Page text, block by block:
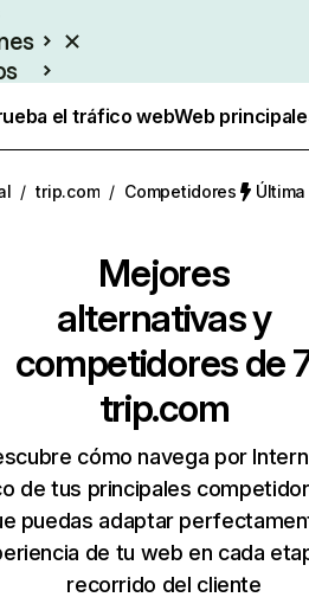
el tráfico webWeb
/ trip.com / Competidores
Mejores
alternativas y
competidores de
trip.com
cómo navega por
de tus principales
puedas adaptar
de tu web en cada
recorrido del cliente